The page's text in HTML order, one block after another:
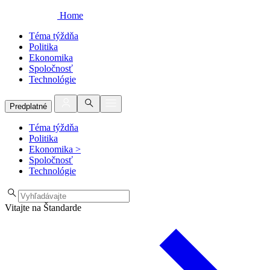
Home
Téma týždňa
Politika
Ekonomika
Spoločnosť
Technológie
Predplatné
Téma týždňa
Politika
Ekonomika >
Spoločnosť
Technológie
Vitajte na Štandarde